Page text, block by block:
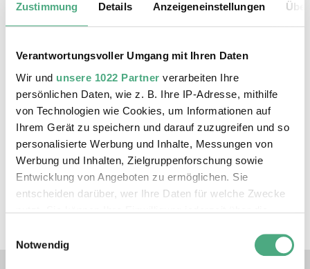
Zustimmung Details Anzeigeneinstellungen
Verantwortungsvoller Umgang mit Ihren Daten
Wir und unsere 1022 Partner verarbeiten Ihre
persönlichen Daten, wie z. B. Ihre IP-Adresse, mithilfe
von Technologien wie Cookies, um Informationen auf
Ihrem Gerät zu speichern und darauf zuzugreifen und so
personalisierte Werbung und Inhalte, Messungen von
Werbung und Inhalten, Zielgruppenforschung sowie
Entwicklung von Angeboten zu ermöglichen. Sie
entscheiden darüber, wer Ihre Daten für welche Zwecke
nutzt. Sie können Ihre Einwilligung jederzeit über die
Trigger Symbol ändern oder widerrufen
Notwendig
Kinder und Jugendliche bis einschl. 18
Jahre Teilnahme frei.
Tickets in unserem Online-Shop oder
an der Kasse erwerben.
ZUM TICKETSHOP